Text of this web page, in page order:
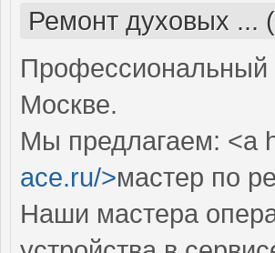
Ремонт духовых ...
Профессиональный
Москве.
Мы предлагаем: <a
ace.ru/>мастер по
Наши мастера